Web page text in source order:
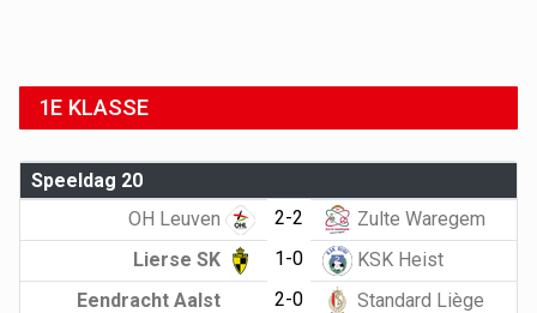
1E KLASSE
Speeldag 20
OH Leuven
2-2
Zulte Waregem
Lierse SK
1-0
KSK Heist
Eendracht Aalst
2-0
Standard Liège